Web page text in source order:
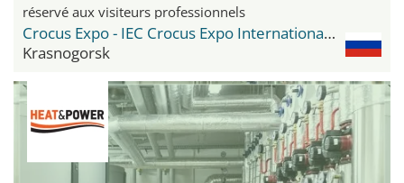
réservé aux visiteurs professionnels
Crocus Expo - IEC Crocus Expo International Exhibition Centre
Krasnogorsk